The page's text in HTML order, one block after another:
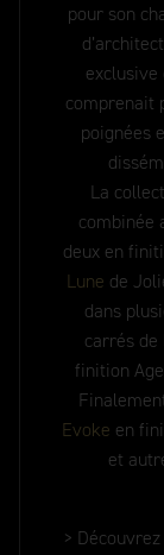
pour son
exclusive
comprenait
poignées
La
combinée
deux en
Lune de
dans
carrés
finition
Evoke en
et
>